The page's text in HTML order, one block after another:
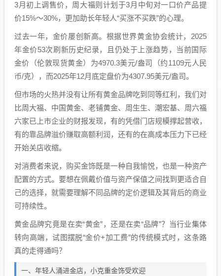
3月初上调售价，周大福则计划于3月中旬对一口价产品提
价15%～30%，更加助长年轻人“买涨不买跌”的心理。
过去一年，金价屡创新高。根据世界黄金协会统计，2025
年金价53次刷新历史纪录，且仍处于上涨趋势，当前国际
金价（伦敦现货黄金）为4970.3美元/盎司（约1109元人民
币/克），而2025年12月底定盘价为4307.95美元/盎司。
但市场的火热并没有让所有黄金品牌吃到同等红利，我们对
比周大福、中国黄金、老铺黄金、周生生、潮宏基、周六福
六家已上市企业的财报发现，有的凭借门店规模撑起营收，
有的靠品牌溢价赚取高额利润，还有的在高成本压力下已经
开始关店收缩。
对消费者来说，购买金饰既是一种自我愉悦，也是一种资产
配置的方式。要想在佩戴价值与资产保值之间找到更适合自
己的选择，就需要理解不同品牌的定价逻辑及其背后的商业
可持续性。
黄金品牌究竟是在卖“黄金”，还是在卖“品牌”？当行业集体
转向高端，试图摆脱“金价+加工费”的传统模式时，这条路
真的走得通吗？
一、年轻人涌进金店，小克重金饰受欢迎